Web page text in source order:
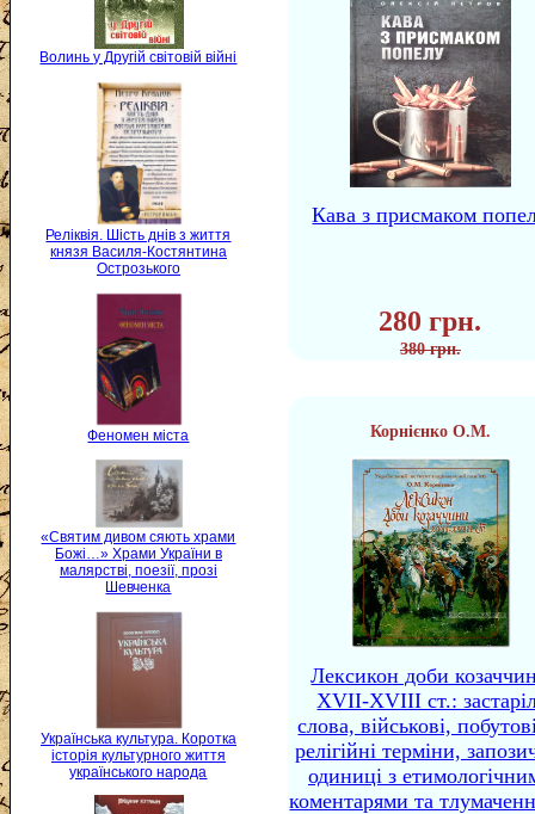
Волинь у Другій світовій війні
Реліквія. Шість днів з життя
князя Василя-Костянтина
Острозького
Феномен міста
«Святим дивом сяють храми
Божі…» Храми України в
малярстві, поезії, прозі
Шевченка
Українська культура. Коротка
історія культурного життя
українського народа
Кава з присмаком
280 грн.
380 грн.
Корнієнко О.М.
Лексикон доби
XVII-XVIII ст.:
слова, військові,
релігійні терміни,
одиниці з
коментарями та